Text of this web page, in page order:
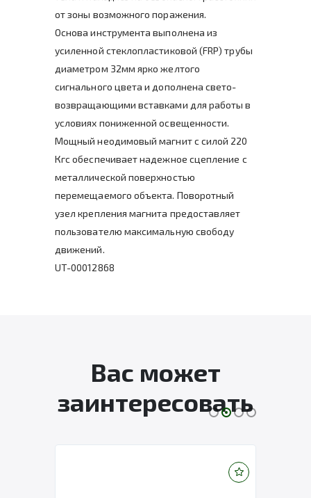
от зоны возможного поражения.
Основа инструмента выполнена из
усиленной стеклопластиковой (FRP) трубы
диаметром 32мм ярко желтого
сигнального цвета и дополнена свето-
возвращающими вставками для работы в
условиях пониженной освещенности.
Мощный неодимовый магнит с силой 220
Кгс обеспечивает надежное сцепление с
металлической поверхностью
перемещаемого объекта. Поворотный
узел крепления магнита предоставляет
пользователю максимальную свободу
движений.
UT-00012868
Вас может
заинтересовать